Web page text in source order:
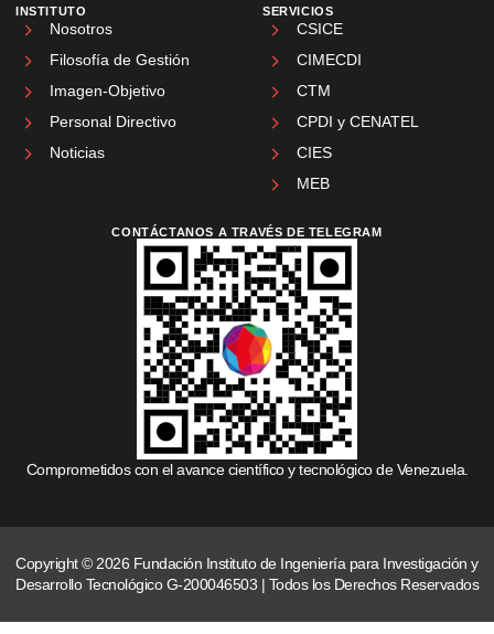
INSTITUTO
Nosotros
Filosofía de Gestión
Imagen-Objetivo
Personal Directivo
Noticias
SERVICIOS
CSICE
CIMECDI
CTM
CPDI y CENATEL
CIES
MEB
CONTÁCTANOS A TRAVÉS DE TELEGRAM
Comprometidos con el avance científico y tecnológico de Venezuela.
Copyright © 2026 Fundación Instituto de Ingeniería para Investigación y
Desarrollo Tecnológico G-200046503 | Todos los Derechos Reservados